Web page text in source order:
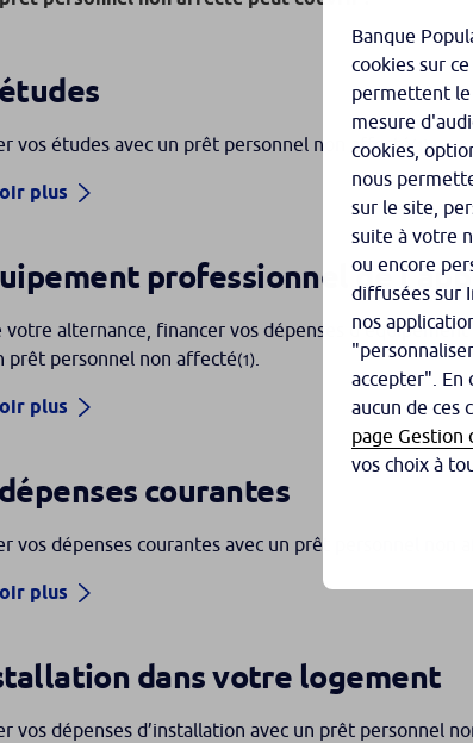
vos études avec un prêt personnel non affecté(1).
plus
professionnel de
votre alternance, financer vos dépenses
prêt personnel non affecté(1)
plus
courantes
vos dépenses courantes avec un prêt personnel non
plus
dans votre logement
vos dépenses d’installation avec un prêt personnel
Banque
cookies sur
permettent
mesure
cookies,
nous
sur le site,
suite à votre
ou encore
diffusées sur
nos
accepter". En
aucun de ces
page Gestion
vos choix à